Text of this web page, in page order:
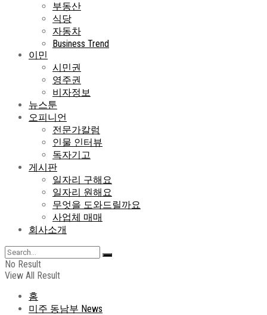
부동산
식당
자동차
Business Trend
이민
시민권
영주권
비자정보
뉴스툰
오피니언
전문가칼럼
인물 인터뷰
독자기고
게시판
일자리 구해요
일자리 원해요
무엇을 도와드릴까요
사업체 매매
회사소개
No Result
View All Result
홈
미주 동남부 News